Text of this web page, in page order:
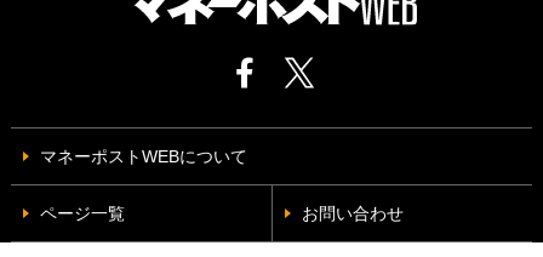
マネーポストWEBについて
ページ一覧 お問い合わせ